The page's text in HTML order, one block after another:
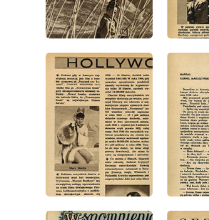
wydanie: 4/1946
wydanie: 4/1946